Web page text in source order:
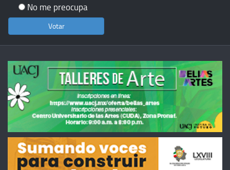
No me preocupa